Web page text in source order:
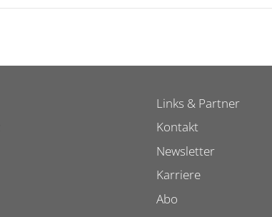
Links & Partner
Kontakt
Newsletter
Karriere
Abo